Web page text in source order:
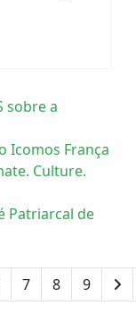
sobre a
Icomos França
Culture.
Patriarcal de
7 8 9